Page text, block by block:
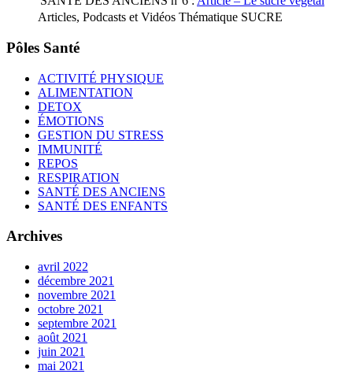
Articles, Podcasts et Vidéos Thématique SUCRE
Pôles Santé
ACTIVITÉ PHYSIQUE
ALIMENTATION
DETOX
ÉMOTIONS
GESTION DU STRESS
IMMUNITÉ
REPOS
RESPIRATION
SANTÉ DES ANCIENS
SANTÉ DES ENFANTS
Archives
avril 2022
décembre 2021
novembre 2021
octobre 2021
septembre 2021
août 2021
juin 2021
mai 2021